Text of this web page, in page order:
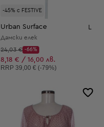
-45% с FESTIVE
Urban Surface
Дамски елек
Начална цена:
24,03 €
Discount Price:
-66%
Намалена цена:
8,18 € / 16,00 лв.
Препоръчителна цена:
RRP 39,00 € (-79%)